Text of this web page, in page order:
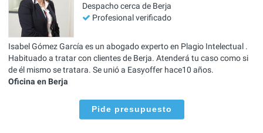
Despacho cerca de Berja
Profesional verificado
Isabel Gómez García es un abogado experto en Plagio Intelectual .
Habituado a tratar con clientes de Berja. Atenderá tu caso como si
de él mismo se tratara. Se unió a Easyoffer hace10 años.
Oficina en Berja
Pide presupuesto